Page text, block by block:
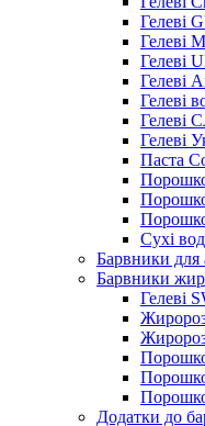
Гелеві
Гелеві
Гелеві
Гелеві
Гелеві
Гелеві
Гелеві
Паста
Сухі
Барвники для
Барвники
Гелеві
Додатки до